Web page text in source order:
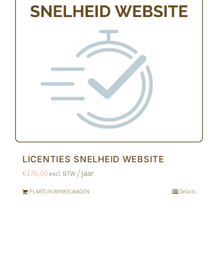
LICENTIES SNELHEID WEBSITE
€176,00excl. BTW/ jaar
PLAATS IN WINKELWAGEN Details